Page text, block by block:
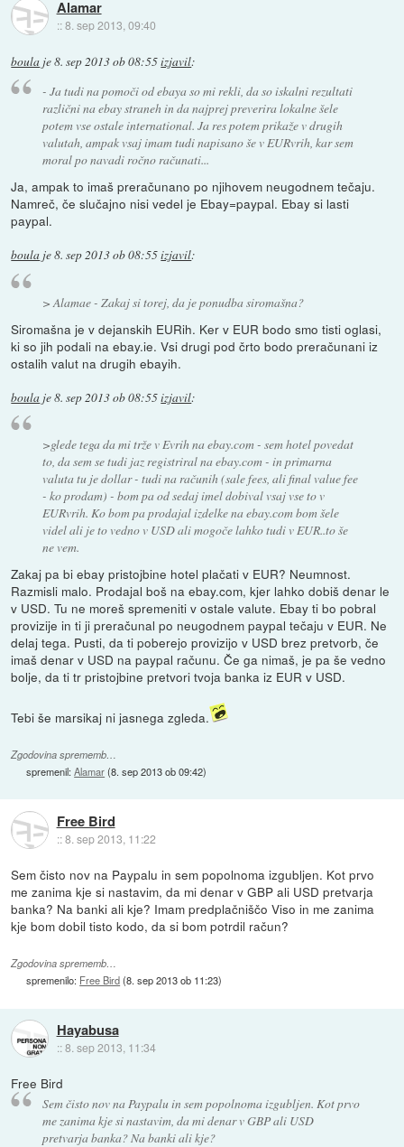
Alamar
::8. sep 2013, 09:40
boula je8. sep 2013 ob 08:55izjavil:
- Ja tudi na pomoči od ebaya so mi rekli, da so iskalni rezultati
različni na ebay straneh in da najprej preverira lokalne šele
potem vse ostale international. Ja res potem prikaže v drugih
valutah, ampak vsaj imam tudi napisano še v EURvrih, kar sem
moral po navadi ročno računati...
Ja, ampak to imaš preračunano po njihovem neugodnem tečaju.
Namreč, če slučajno nisi vedel je Ebay=paypal. Ebay si lasti
paypal.
boula je8. sep 2013 ob 08:55izjavil:
> Alamae - Zakaj si torej, da je ponudba siromašna?
Siromašna je v dejanskih EURih. Ker v EUR bodo smo tisti oglasi,
ki so jih podali na ebay.ie. Vsi drugi pod črto bodo preračunani iz
ostalih valut na drugih ebayih.
boula je8. sep 2013 ob 08:55izjavil:
>glede tega da mi trže v Evrih na ebay.com - sem hotel povedat
to, da sem se tudi jaz registriral na ebay.com - in primarna
valuta tu je dollar - tudi na računih (sale fees, ali final value fee
- ko prodam) - bom pa od sedaj imel dobival vsaj vse to v
EURvrih. Ko bom pa prodajal izdelke na ebay.com bom šele
videl ali je to vedno v USD ali mogoče lahko tudi v EUR..to še
ne vem.
Zakaj pa bi ebay pristojbine hotel plačati v EUR? Neumnost.
Razmisli malo. Prodajal boš na ebay.com, kjer lahko dobiš denar le
v USD. Tu ne moreš spremeniti v ostale valute. Ebay ti bo pobral
provizije in ti ji preračunal po neugodnem paypal tečaju v EUR. Ne
delaj tega. Pusti, da ti poberejo provizijo v USD brez pretvorb, če
imaš denar v USD na paypal računu. Če ga nimaš, je pa še vedno
bolje, da ti tr pristojbine pretvori tvoja banka iz EUR v USD.
Tebi še marsikaj ni jasnega zgleda.
Zgodovina sprememb…
spremenil:Alamar(8. sep 2013 ob 09:42)
Free Bird
::8. sep 2013, 11:22
Sem čisto nov na Paypalu in sem popolnoma izgubljen. Kot prvo
me zanima kje si nastavim, da mi denar v GBP ali USD pretvarja
banka? Na banki ali kje? Imam predplačniščo Viso in me zanima
kje bom dobil tisto kodo, da si bom potrdil račun?
Zgodovina sprememb…
spremenilo: Free Bird(8. sep 2013 ob 11:23)
Hayabusa
::8. sep 2013, 11:34
Free Bird
Sem čisto nov na Paypalu in sem popolnoma izgubljen. Kot prvo
me zanima kje si nastavim, da mi denar v GBP ali USD
pretvarja banka? Na banki ali kje?